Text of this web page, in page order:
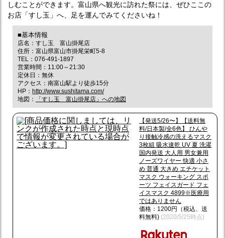
しむことができます。富山県へ観光に訪れた祭には、ぜひここの
お店「すし玉」へ、足を運んでみてくださいね！
■基本情報
店名：すし玉 富山掛尾店
住所：富山県富山市掛尾栄町5-8
TEL：076-491-1897
営業時間：11:00～21:30
定休日：無休
アクセス：南富山駅より徒歩15分
HP： http://www.sushitama.com/
地図：
「すし玉 富山掛尾店」への地図
【発送5/26〜】【送料無
料/日本製/全6色】 ひんや
り接触冷感の洗えるマスク
3枚組 吸水速乾 UV 夏 洗濯
国内発送 大人用 男女兼用
ノーズワイヤー 快適 小さ
め 普通 大きめ エチケット
マスク ウォーキング スポ
ーツ フェイスガード フェ
イスマスク 4899※医療用
ではありません
価格：1200円（税込、送
料無料) (2020/5/25時点)